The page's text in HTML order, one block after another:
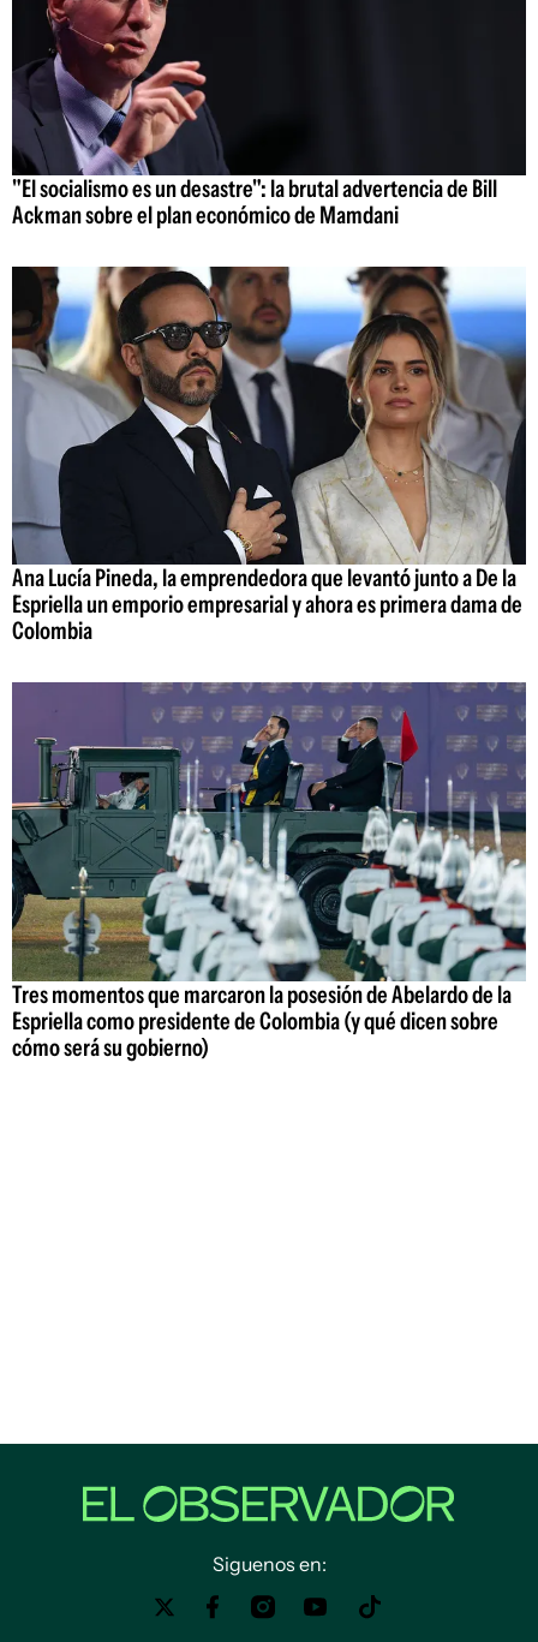
"El socialismo es un desastre": la brutal advertencia de Bill
Ackman sobre el plan económico de Mamdani
Ana Lucía Pineda, la emprendedora que levantó junto a De la
Espriella un emporio empresarial y ahora es primera dama de
Colombia
Tres momentos que marcaron la posesión de Abelardo de la
Espriella como presidente de Colombia (y qué dicen sobre
cómo será su gobierno)
Siguenos en: